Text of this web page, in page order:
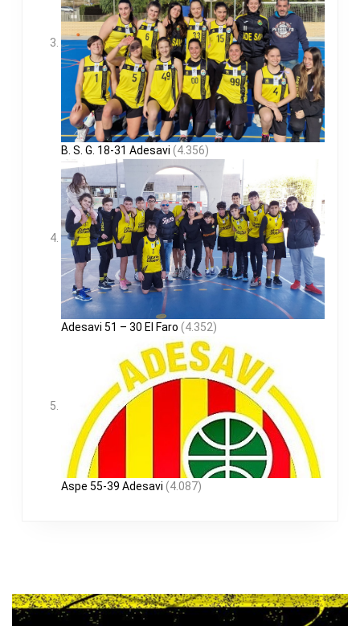
B. S. G. 18-31 Adesavi (4.356)
Adesavi 51 – 30 El Faro (4.352)
Aspe 55-39 Adesavi (4.087)